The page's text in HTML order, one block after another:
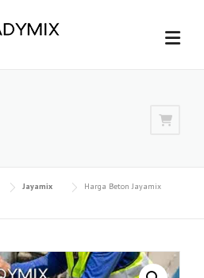
Jayamix
Harga Beton Jayamix